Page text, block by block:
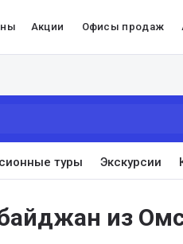
Акции Офисы продаж
туры Экскурсии
из